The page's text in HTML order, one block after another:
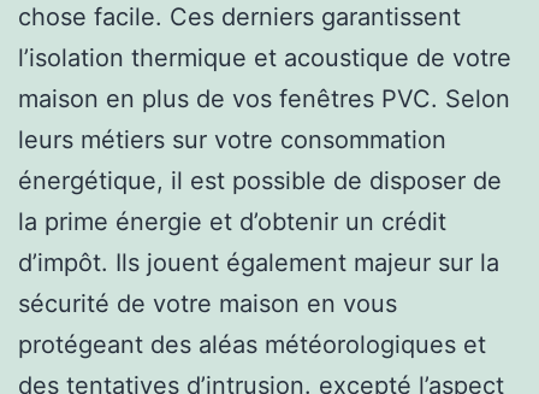
chose facile. Ces derniers garantissent
l’isolation thermique et acoustique de votre
maison en plus de vos fenêtres PVC. Selon
leurs métiers sur votre consommation
énergétique, il est possible de disposer de
la prime énergie et d’obtenir un crédit
d’impôt. Ils jouent également majeur sur la
sécurité de votre maison en vous
protégeant des aléas météorologiques et
des tentatives d’intrusion. excepté l’aspect